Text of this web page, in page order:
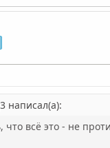
написал(а):
что всё это - не